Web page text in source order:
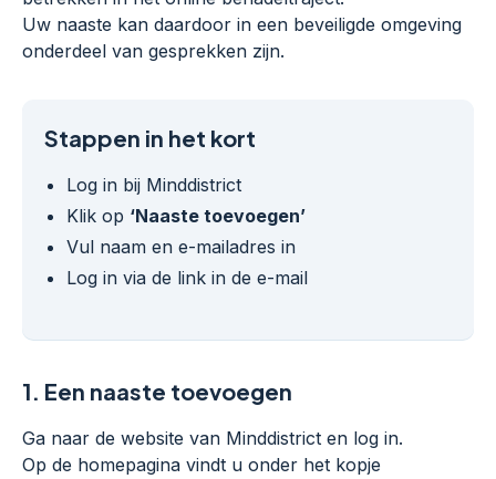
Uw naaste kan daardoor in een beveiligde omgeving
onderdeel van gesprekken zijn.
Stappen in het kort
Log in bij Minddistrict
Klik op ‘Naaste toevoegen’
Vul naam en e-mailadres in
Log in via de link in de e-mail
1. Een naaste toevoegen
Ga naar de website van Minddistrict en log in.
Op de homepagina vindt u onder het kopje